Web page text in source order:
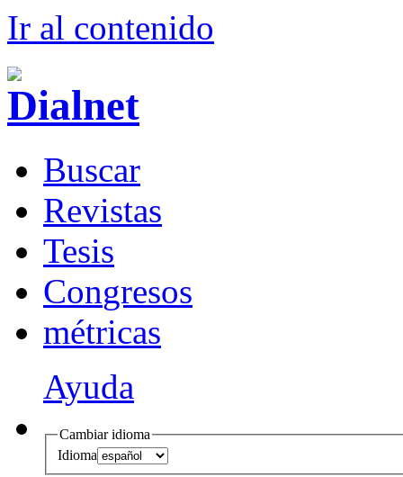
Ir al contenido
Buscar
Revistas
Tesis
Congresos
métricas
Ayuda
Cambiar idioma
Idioma